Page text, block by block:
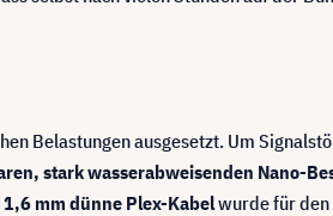
Belastungen ausgesetzt. Um
stark wasserabweisenden Nano-
1,6 mm dünne Plex-Kabelwurde für den